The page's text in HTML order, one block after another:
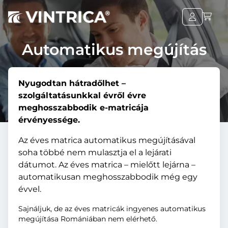
Automatikus megújítás
Nyugodtan hátradőlhet –
szolgáltatásunkkal évről évre
meghosszabbodik e-matricája
érvényessége.
Az éves matrica automatikus megújításával
soha többé nem mulasztja el a lejárati
dátumot. Az éves matrica – mielőtt lejárna –
automatikusan meghosszabbodik még egy
évvel.
Sajnáljuk, de az éves matricák ingyenes automatikus
megújítása Romániában nem elérhető.